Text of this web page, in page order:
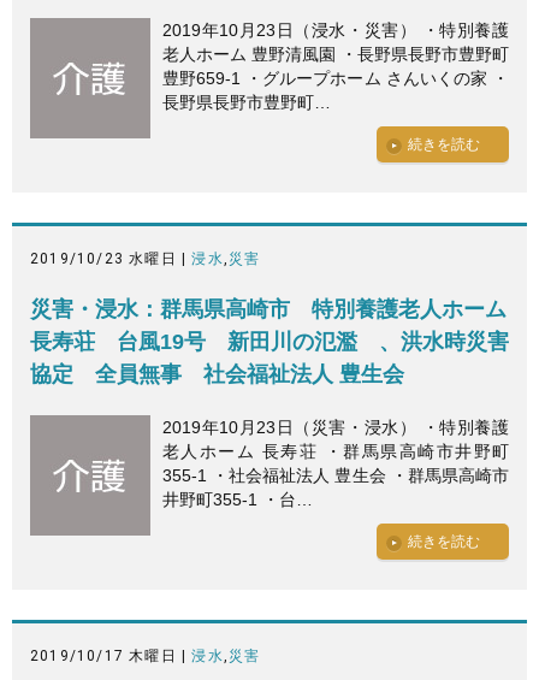
2019年10月23日（浸水・災害） ・特別養護
老人ホーム 豊野清風園 ・長野県長野市豊野町
豊野659-1 ・グループホーム さんいくの家 ・
長野県長野市豊野町…
続きを読む
2019/10/23 水曜日 |浸水 災害
災害・浸水：群馬県高崎市 特別養護老人ホーム
長寿荘 台風19号 新田川の氾濫 、洪水時災害
協定 全員無事 社会福祉法人 豊生会
2019年10月23日（災害・浸水） ・特別養護
老人ホーム 長寿荘 ・群馬県高崎市井野町
355-1 ・社会福祉法人 豊生会 ・群馬県高崎市
井野町355-1 ・台…
続きを読む
2019/10/17 木曜日 |浸水, 災害